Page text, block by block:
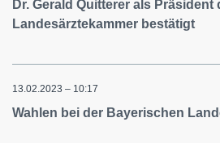
Dr. Gerald Quitterer als
Landesärztekammer bestätigt
13.02.2023 – 10:17
Wahlen bei der Bayerischen